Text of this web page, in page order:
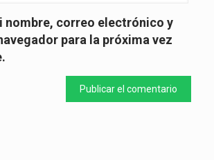
nombre, correo electrónico y
para la próxima vez